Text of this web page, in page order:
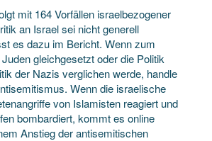
mit 164 Vorfällen israelbezogener
an Israel sei nicht generell
es dazu im Bericht. Wenn zum
gleichgesetzt oder die Politik
der Nazis verglichen werde, handle
Wenn die israelische
von Islamisten reagiert und
bombardiert, kommt es online
Anstieg der antisemitischen